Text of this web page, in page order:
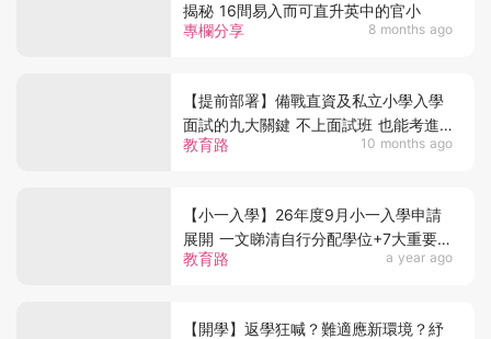
專欄分享 8 months ago
揭秘 16間易入而可直升英中的官小
教育路 10 months ago
【提前部署】備戰直資及私立小學入學
面試的九大關鍵 不上面試班 也能考進
熱門學校
教育路 a year ago
【小一入學】26年度9月小一入學申請
展開 一文睇清自行分配學位+7大重要事
項+111之謎
【開學】返學狂喊？難適應新環境？紓